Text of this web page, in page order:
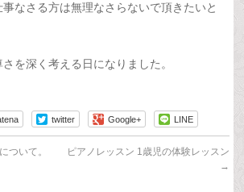
なさる方は無理なさらないで頂きたいと
を深く考える日になりました。
twitter Google+ LINE
ついて。
ピアノレッスン 1歳児の体験レッスン
→